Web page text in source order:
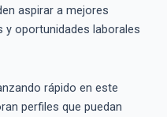
aspirar a mejores
oportunidades laborales
rápido en este
perfiles que puedan